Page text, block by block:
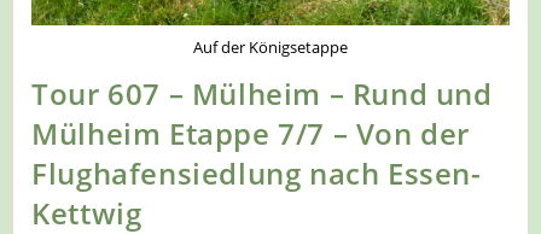
Auf der Königsetappe
Tour 607 – Mülheim – Rund und
Mülheim Etappe 7/7 – Von der
Flughafensiedlung nach Essen-
Kettwig